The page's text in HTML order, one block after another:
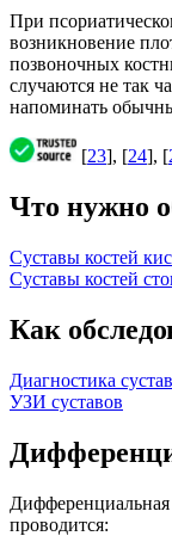
При
возникновение
позвоночных
случаются не так
напоминать
[23], [24], [
Что нужно
Суставы костей
Суставы костей
Как
Диагностика
УЗИ суставов
Дифференциальная
проводится: